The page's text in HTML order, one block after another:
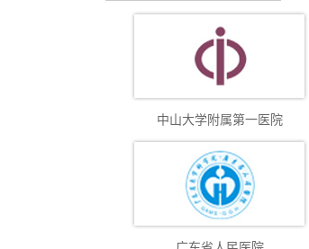
中山大学附属第一医院